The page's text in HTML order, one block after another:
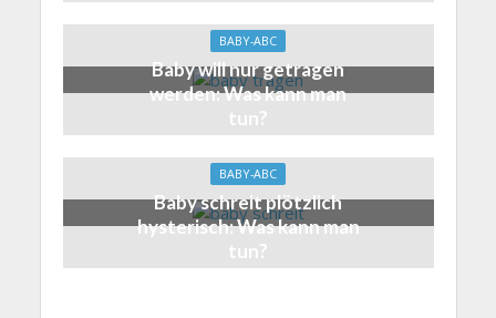
BABY-ABC
Baby will nur getragen
werden: Was kann man
tun?
BABY-ABC
Baby schreit plötzlich
hysterisch: Was kann man
tun?